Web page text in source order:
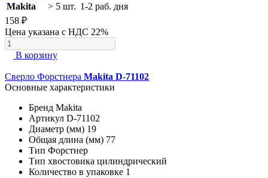
Makita
> 5 шт. 1-2 раб. дня
158 ₽
Цена указана с НДС 22%
В корзину
Сверло Форстнера Makita D-71102
Основные характеристики
Бренд Makita
Артикул D-71102
Диаметр (мм) 19
Общая длина (мм) 77
Тип Форстнер
Тип хвостовика цилиндрический
Количество в упаковке 1